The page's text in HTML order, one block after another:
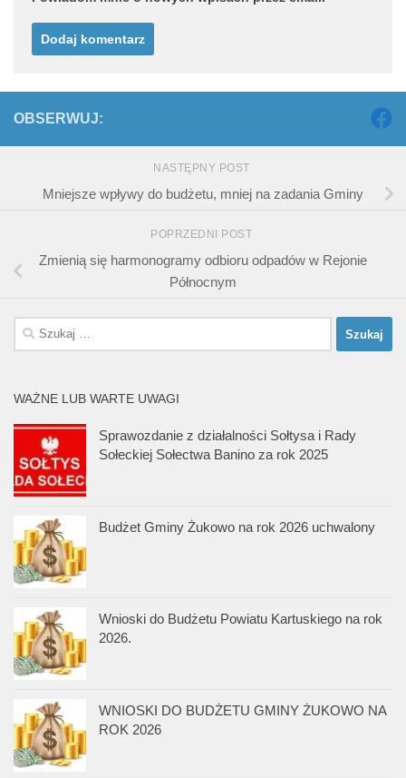
OBSERWUJ:
NASTĘPNY POST
Mniejsze wpływy do budżetu, mniej na zadania Gminy
POPRZEDNI POST
Zmienią się harmonogramy odbioru odpadów w Rejonie
Północnym
Szukaj:
WAŻNE LUB WARTE UWAGI
Sprawozdanie z działalności Sołtysa i Rady
Sołeckiej Sołectwa Banino za rok 2025
Budżet Gminy Żukowo na rok 2026 uchwalony
Wnioski do Budżetu Powiatu Kartuskiego na rok
2026.
WNIOSKI DO BUDŻETU GMINY ŻUKOWO NA
ROK 2026